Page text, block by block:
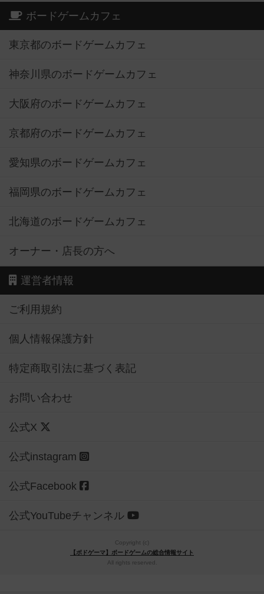
ボードゲームカフェ
東京都のボードゲームカフェ
神奈川県のボードゲームカフェ
大阪府のボードゲームカフェ
京都府のボードゲームカフェ
愛知県のボードゲームカフェ
福岡県のボードゲームカフェ
北海道のボードゲームカフェ
オーナー・店長の方へ
運営者情報
ご利用規約
個人情報保護方針
特定商取引法に基づく表記
お問い合わせ
公式X
公式instagram
公式Facebook
公式YouTubeチャンネル
Copyright (c)
【ボドゲーマ】ボードゲームの総合情報サイト
All rights reserved.